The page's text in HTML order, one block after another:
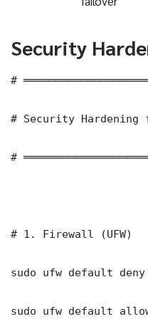
Security
#
# Security Hardening
#
# 1. Firewall (UFW)
sudo ufw default deny
sudo ufw default